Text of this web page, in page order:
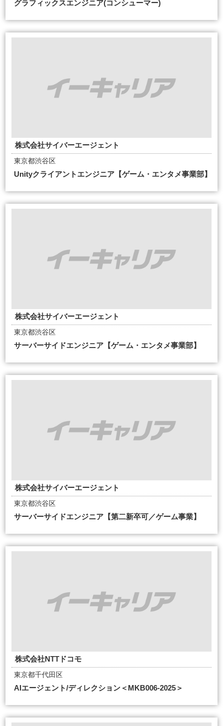
グラフィックスエンジニア(コンシューマー)
株式会社サイバーエージェント
東京都渋谷区
Unityクライアントエンジニア【ゲーム・エンタメ事業部】
株式会社サイバーエージェント
東京都渋谷区
サーバーサイドエンジニア【ゲーム・エンタメ事業部】
株式会社サイバーエージェント
東京都渋谷区
サーバーサイドエンジニア【第二新卒可／ゲーム事業】
株式会社NTTドコモ
東京都千代田区
AIエージェント/ディレクション＜MKB006-2025＞